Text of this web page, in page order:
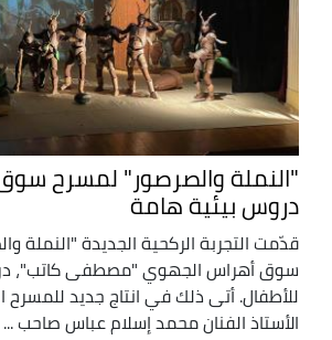
"النملة والصرصور" لمسرح
دروس بيئية هامة
قدّمت التجربة الركحية الجديدة "النملة
سوق أهراس الجهوي "مصطفى كاتب"،
للأطفال. أتى ذلك في انتاج جديد للمسرح
الأستاذ الفنان محمد إسلام عباس صاحب ...